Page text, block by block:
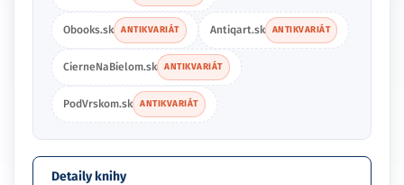
Obooks.sk ANTIKVARIÁT Antiqart.sk ANTIKVARIÁT
CierneNaBielom.sk ANTIKVARIÁT
PodVrskom.sk ANTIKVARIÁT
Detaily knihy